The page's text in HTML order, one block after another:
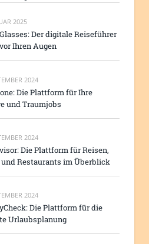
2025
Der digitale Reiseführer
Ihren Augen
2024
Die Plattform für Ihre
und Traumjobs
2024
Die Plattform für Reisen,
Restaurants im Überblick
2024
Die Plattform für die
Urlaubsplanung